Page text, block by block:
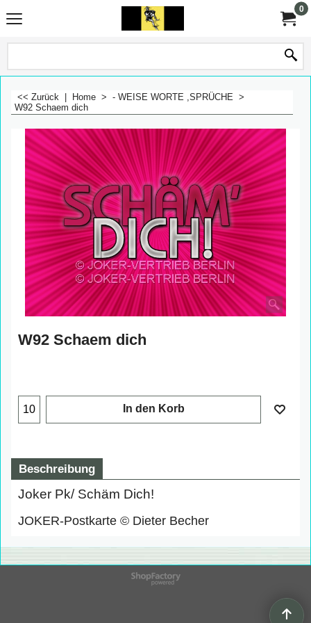
0
<< Zurück Home > - WEISE WORTE ,SPRÜCHE >
W92 Schaem dich
W92 Schaem dich
In den Korb
Beschreibung
Joker Pk/ Schäm Dich!
JOKER-Postkarte © Dieter Becher
WebShop erstellt mit
ShopFactory Shop